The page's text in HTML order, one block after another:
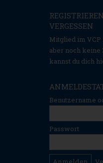
VERGESSEN
Mitglied im VCP
aber noch keine
kannst du dich
Benutzername
Passwort